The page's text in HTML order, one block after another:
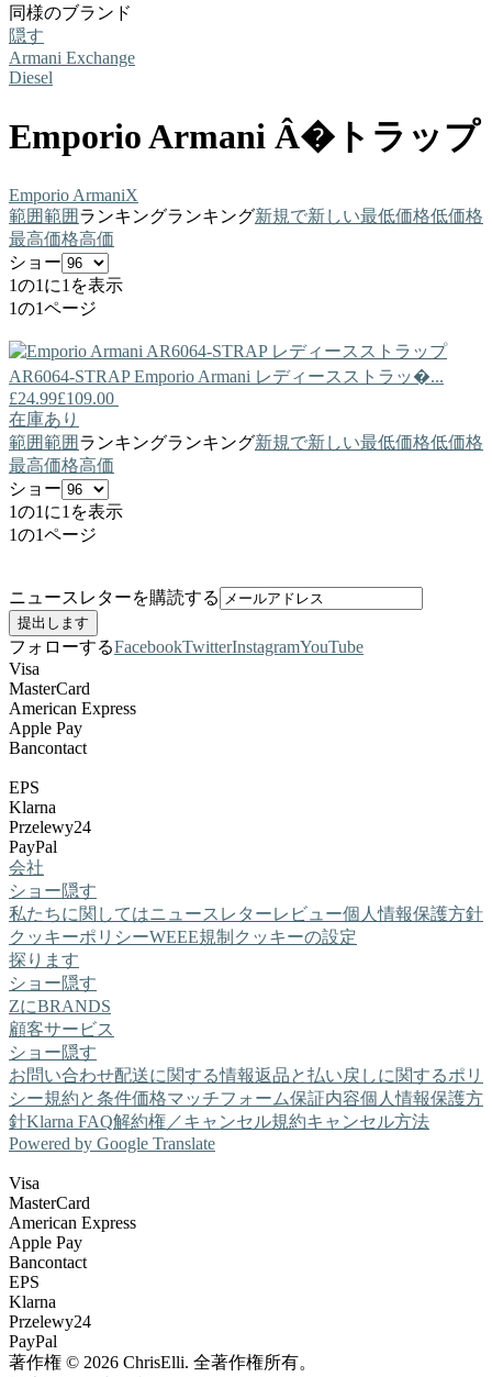
同様のブランド
隠す
Armani Exchange
Diesel
Emporio Armani Â�トラップ
Emporio ArmaniX
範囲範囲 ランキングランキング新規で新しい最低価格低価格
最高価格高価
ショー
1の1に1を表示
1の1ページ
AR6064-STRAPEmporio Armani レディースストラッ�...
£24.99£109.00
在庫あり
範囲範囲 ランキングランキング新規で新しい最低価格低価格
最高価格高価
ショー
1の1に1を表示
1の1ページ
ニュースレターを購読する
フォローするFacebookTwitterInstagramYouTube
Visa
MasterCard
American Express
Apple Pay
Bancontact
EPS
Klarna
Przelewy24
PayPal
会社
ショー隠す
私たちに関してはニュースレターレビュー個人情報保護方針
クッキーポリシーWEEE規制 クッキーの設定
探ります
ショー隠す
ZにBRANDS
顧客サービス
ショー隠す
お問い合わせ配送に関する情報返品と払い戻しに関するポリ
シー規約と条件価格マッチフォーム保証内容個人情報保護方
針Klarna FAQ解約権／キャンセル規約キャンセル方法
Powered by Google Translate
Visa
MasterCard
American Express
Apple Pay
Bancontact
EPS
Klarna
Przelewy24
PayPal
著作権 © 2026 ChrisElli. 全著作権所有。